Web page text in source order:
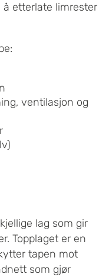
etterlate limrester
ventilasjon og
lag som gir
Topplaget er en
tapen mot
som gjør